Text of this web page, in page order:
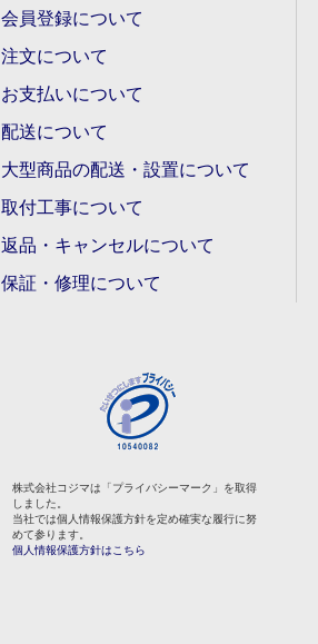
会員登録について
注文について
お支払いについて
配送について
大型商品の配送・設置について
取付工事について
返品・キャンセルについて
保証・修理について
株式会社コジマは「プライバシーマーク」を取得
しました。
当社では個人情報保護方針を定め確実な履行に努
めて参ります。
個人情報保護方針はこちら